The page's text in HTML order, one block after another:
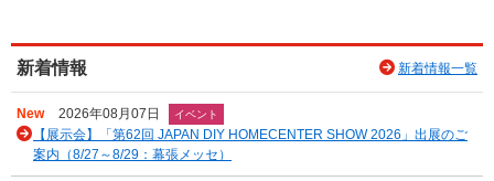
新着情報 新着情報一覧
New 2026年08月07日 イベント
【展示会】「第62回 JAPAN DIY HOMECENTER SHOW 2026」出展のご
案内（8/27～8/29：幕張メッセ）